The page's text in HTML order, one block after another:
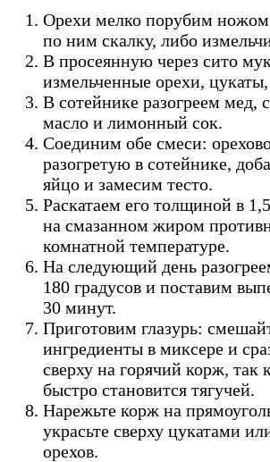
Орехи мелко порубим ножом
по ним скалку, либо
В просеянную через сито
измельченные орехи, цукаты,
В сотейнике разогреем мед,
масло и лимонный сок.
Соединим обе смеси:
разогретую в сотейнике,
яйцо и замесим тесто.
Раскатаем его толщиной в
на смазанном жиром
комнатной температуре.
На следующий день
180 градусов и поставим
30 минут.
Приготовим глазурь:
ингредиенты в миксере и
сверху на горячий корж, так
быстро становится тягучей.
Нарежьте корж на
украсьте сверху цукатами
орехов.